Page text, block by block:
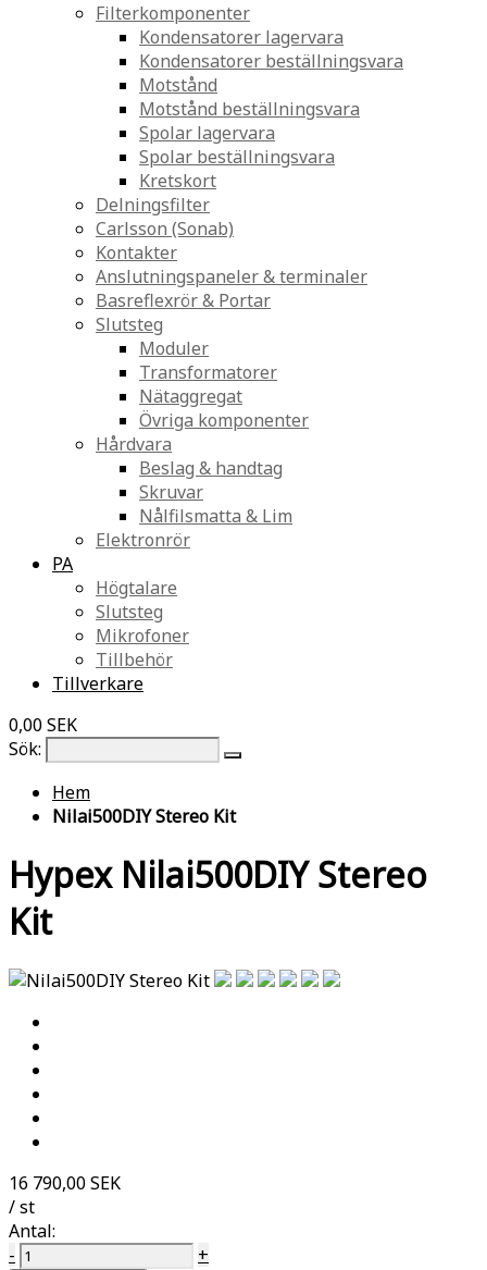
Filterkomponenter
Kondensatorer lagervara
Kondensatorer beställningsvara
Motstånd
Motstånd beställningsvara
Spolar lagervara
Spolar beställningsvara
Kretskort
Delningsfilter
Carlsson (Sonab)
Kontakter
Anslutningspaneler & terminaler
Basreflexrör & Portar
Slutsteg
Moduler
Transformatorer
Nätaggregat
Övriga komponenter
Hårdvara
Beslag & handtag
Skruvar
Nålfilsmatta & Lim
Elektronrör
PA
Högtalare
Slutsteg
Mikrofoner
Tillbehör
Tillverkare
0,00 SEK
Sök:
Hem
Nilai500DIY Stereo Kit
Hypex Nilai500DIY Stereo
Kit
16 790,00 SEK
/ st
Antal:
-
+